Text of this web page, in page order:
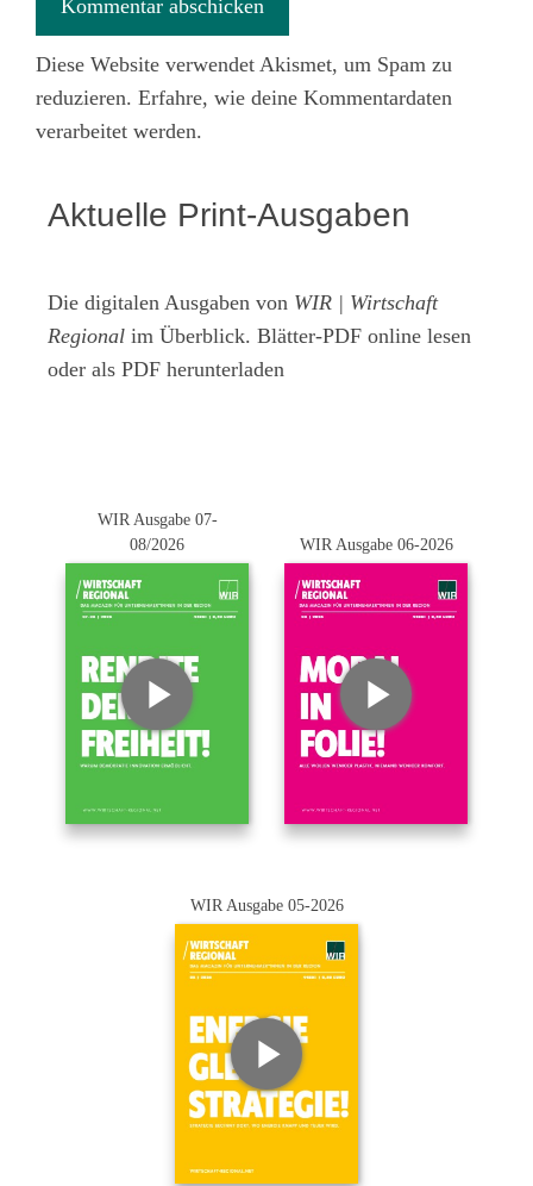
Diese Website verwendet Akismet, um Spam zu
reduzieren. Erfahre, wie deine Kommentardaten
verarbeitet werden.
Aktuelle Print-Ausgaben
Die digitalen Ausgaben von WIR | Wirtschaft
Regional im Überblick. Blätter-PDF online lesen
oder als PDF herunterladen
WIR Ausgabe 07-
08/2026
WIR Ausgabe 06-2026
WIR Ausgabe 05-2026